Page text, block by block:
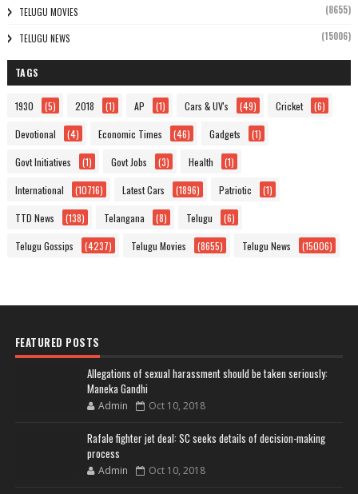
TELUGU MOVIES (8655)
TELUGU NEWS (15006)
TAGS
1930 (5) 2018 (1) AP (1) Cars & UV's (49) Cricket (6)
Devotional (4) Economic Times (46) Gadgets (1)
Govt Initiatives (1) Govt Jobs (3) Health (1)
International (10716) Latest Cars (1896) Patriotic (1)
TTD News (138) Telangana (8) Telugu (6)
Telugu Gossips (4237) Telugu Movies (8655) Telugu News (15006)
FEATURED POSTS
Allegations of sexual harassment should be taken seriously:
Maneka Gandhi
Admin Oct 10, 2018
Rafale fighter jet deal: SC seeks details of decision-making
process
Admin Oct 10, 2018